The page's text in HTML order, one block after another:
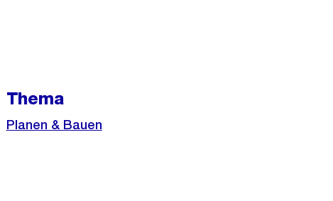
Thema
Planen & Bauen